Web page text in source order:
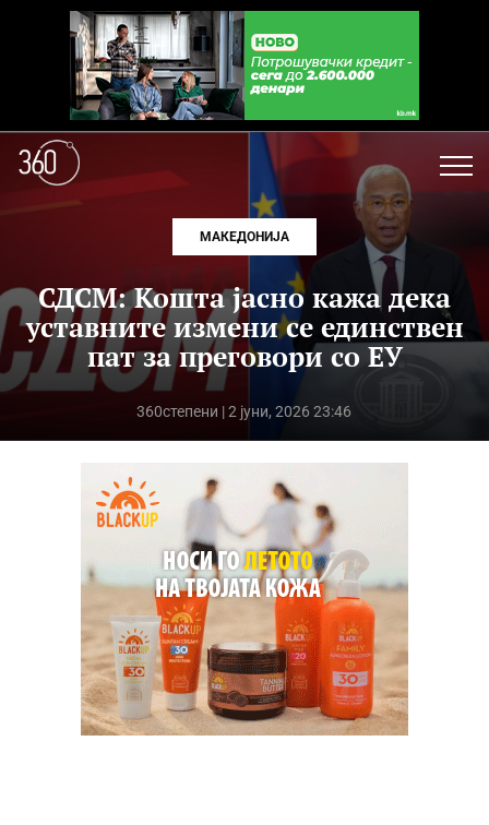
МАКЕДОНИЈА
СДСМ: Кошта јасно кажа дека
уставните измени се единствен
пат за преговори со ЕУ
360степени | 2 јуни, 2026 23:46